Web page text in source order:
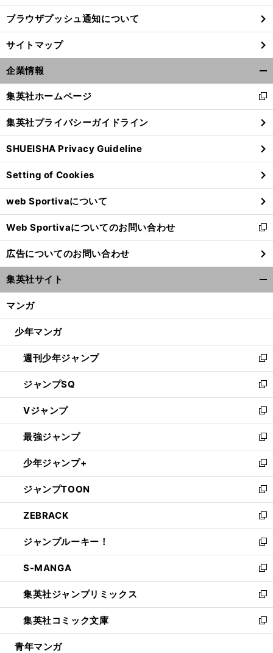
へ
ブラウザプッシュ通知について
サイトマップ
企業情報
閉
る
集英社ホームページ
新
し
い
ウ
ィ
ン
ド
ウ
で
開
く
集英社プライバシーガイドライン
SHUEISHA Privacy Guideline
Setting of Cookies
web Sportivaについて
Web Sportivaについてのお問い合わせ
新
し
い
ウ
ィ
ン
ウ
開
く
広告についてのお問い合わせ
集英社サイト
マンガ
少年マンガ
週刊少年ジャンプ
新
し
い
ウ
ィ
ン
ド
ウ
で
開
く
ジャンプSQ
新
し
い
ウ
ィ
ン
ド
ウ
で
開
く
Vジャンプ
新
し
い
ウ
ィ
ン
ド
ウ
で
開
く
最強ジャンプ
新
し
い
ウ
ィ
ン
ド
ウ
で
開
く
少年ジャンプ+
新
し
い
ウ
ィ
ン
ド
ウ
で
開
く
ジャンプTOON
新
し
い
ウ
ィ
ン
ド
ウ
で
開
く
ZEBRACK
新
し
い
ウ
ィ
ン
ド
ウ
で
開
ジャンプルーキー！
新
し
い
ウ
ィ
ン
ド
ウ
S-MANGA
新
し
い
ウ
ィ
ン
集英社ジャンプリミックス
新
し
い
ウ
集英社コミック文庫
新
し
青年マンガ